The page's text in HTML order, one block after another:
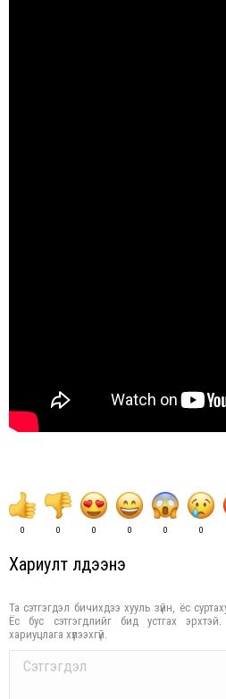
0 0 0 0 0 0
Хариулт үлдээнэ үү
Та сэтгэгдэл бичихдээ хууль зүйн, ёс
Ёс бус сэтгэгдлийг бид устгах
хариуцлага хүлээхгүй.
Comment